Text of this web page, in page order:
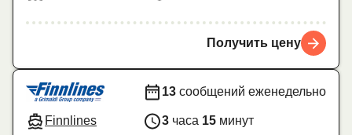
Получить цену
Finnlines
13 сообщений еженедельно
3 часа 15 минут